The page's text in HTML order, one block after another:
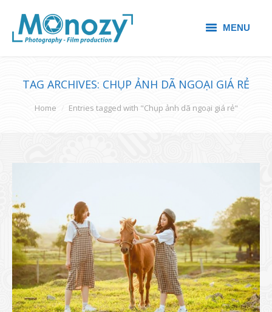
MENU
CHỤP ẢNH
TAG ARCHIVES: CHỤP ẢNH DÃ NGOẠI GIÁ RẺ
You are here:
Home Entries tagged with "Chụp ảnh dã ngoại giá rẻ"